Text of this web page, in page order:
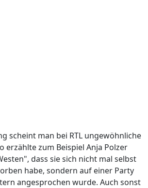
scheint man bei RTL ungewöhnliche
erzählte zum Beispiel Anja Polzer
dass sie sich nicht mal selbst
habe, sondern auf einer Party
angesprochen wurde. Auch sonst